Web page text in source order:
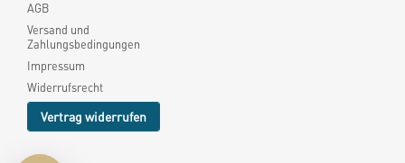
AGB
Versand und
Zahlungsbedingungen
Impressum
Widerrufsrecht
Vertrag widerrufen